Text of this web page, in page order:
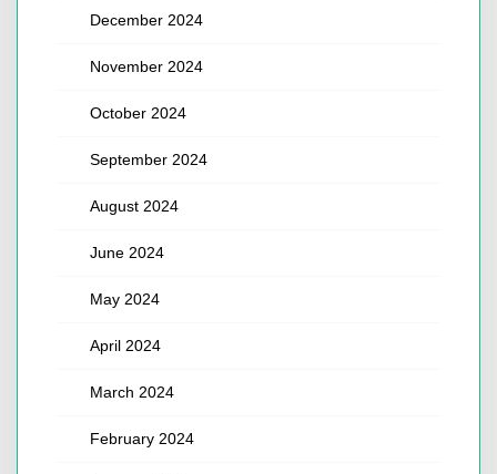
December 2024
November 2024
October 2024
September 2024
August 2024
June 2024
May 2024
April 2024
March 2024
February 2024